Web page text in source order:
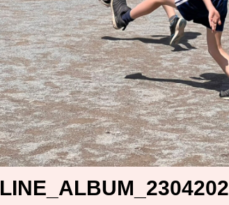
LINE_ALBUM_2304202